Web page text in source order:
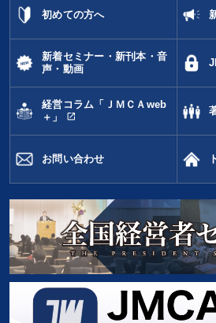
初めての方へ
新着セミナー・新刊本・音
声・動画
経営コラム「ＪＭＣＡweb
＋」
open_in_new
お問い合わせ